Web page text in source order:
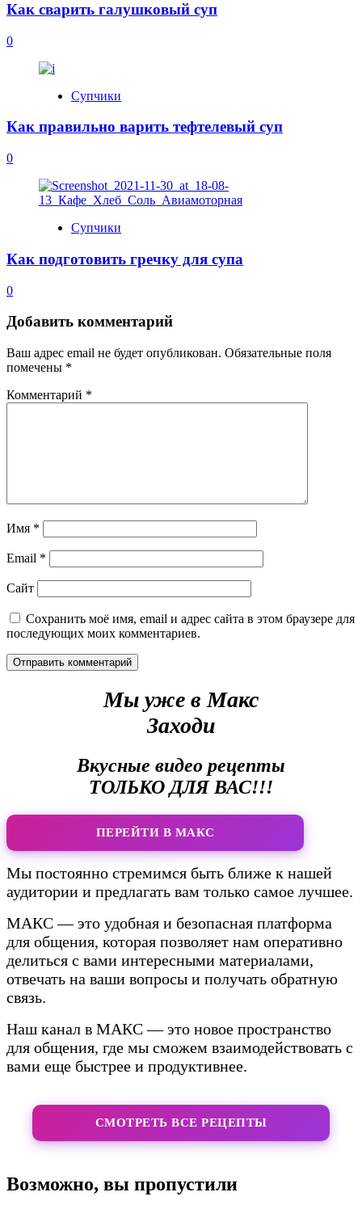
Как сварить галушковый суп
0
Супчики
Как правильно варить тефтелевый суп
0
Супчики
Как подготовить гречку для супа
0
Добавить комментарий
Ваш адрес email не будет опубликован. Обязательные поля
помечены *
Комментарий *
Имя *
Email *
Сайт
Сохранить моё имя, email и адрес сайта в этом браузере для
последующих моих комментариев.
Мы уже в Макс
Заходи
Вкусные видео рецепты
ТОЛЬКО ДЛЯ ВАС!!!
ПЕРЕЙТИ В МАКС
Мы постоянно стремимся быть ближе к нашей
аудитории и предлагать вам только самое лучшее.
МАКС — это удобная и безопасная платформа
для общения, которая позволяет нам оперативно
делиться с вами интересными материалами,
отвечать на ваши вопросы и получать обратную
связь.
Наш канал в МАКС — это новое пространство
для общения, где мы сможем взаимодействовать с
вами еще быстрее и продуктивнее.
СМОТРЕТЬ ВСЕ РЕЦЕПТЫ
Возможно, вы пропустили